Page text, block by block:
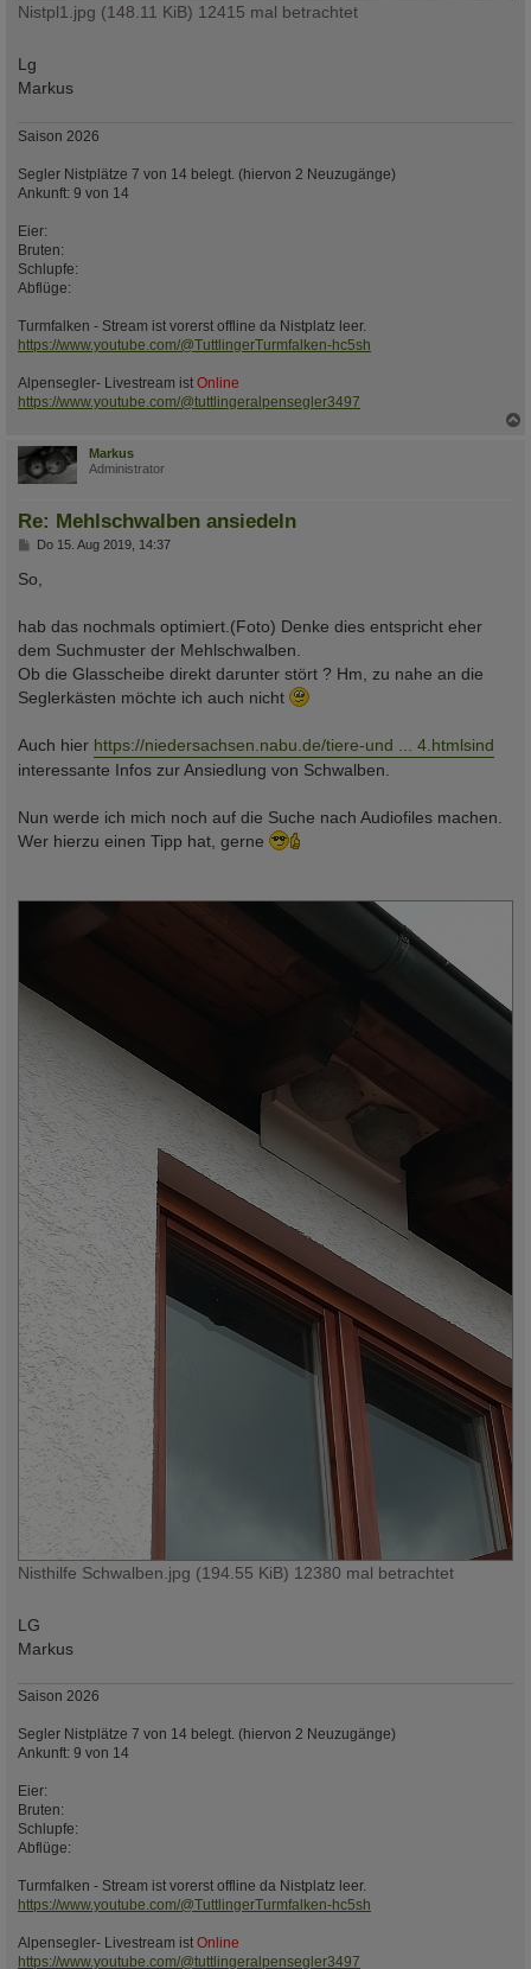
Nistpl1.jpg (148.11 KiB) 12415 mal betrachtet
Lg
Markus
Saison 2026
Segler Nistplätze 7 von 14 belegt. (hiervon 2 Neuzugänge)
Ankunft: 9 von 14
Eier:
Bruten:
Schlupfe:
Abflüge:
Turmfalken - Stream ist vorerst offline da Nistplatz leer.
https://www.youtube.com/@TuttlingerTurmfalken-hc5sh
Alpensegler- Livestream ist Online
https://www.youtube.com/@tuttlingeralpensegler3497
Markus
Administrator
Re: Mehlschwalben ansiedeln
B
i
a
g
Do 15. Aug 2019, 14:37
So,
hab das nochmals optimiert.(Foto) Denke dies entspricht eher
dem Suchmuster der Mehlschwalben.
Ob die Glasscheibe direkt darunter stört ? Hm, zu nahe an die
Seglerkästen möchte ich auch nicht
Auch hier https://niedersachsen.nabu.de/tiere-und ... 4.htmlsind
interessante Infos zur Ansiedlung von Schwalben.
Nun werde ich mich noch auf die Suche nach Audiofiles machen.
Wer hierzu einen Tipp hat, gerne
Nisthilfe Schwalben.jpg (194.55 KiB) 12380 mal betrachtet
LG
Markus
Saison 2026
Segler Nistplätze 7 von 14 belegt. (hiervon 2 Neuzugänge)
Ankunft: 9 von 14
Eier:
Bruten:
Schlupfe:
Abflüge:
Turmfalken - Stream ist vorerst offline da Nistplatz leer.
https://www.youtube.com/@TuttlingerTurmfalken-hc5sh
Alpensegler- Livestream ist Online
https://www.youtube.com/@tuttlingeralpensegler3497